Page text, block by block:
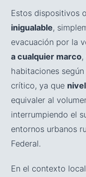
Estos dispositivos
inigualable,
evacuación por la
a cualquier marco,
habitaciones
crítico, ya que
equivaler al
interrumpiendo el
entornos urbanos
Federal.
En el contexto